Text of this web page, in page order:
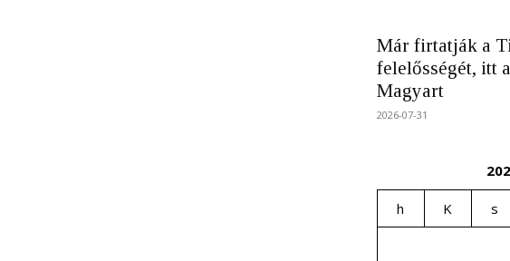
Már firtatják a
felelősségét, itt
Magyart
2026-07-31
h K s